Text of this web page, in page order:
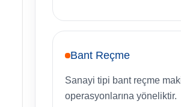
Bant Reçme
Sanayi tipi bant reçme
operasyonlarına yöneliktir.